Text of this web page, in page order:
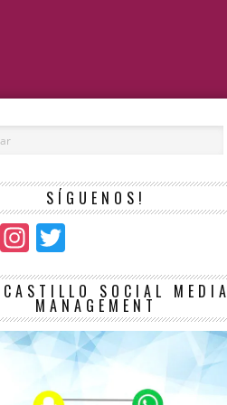
SÍGUENOS!
Instagram
SOCIAL MEDIA
MANAGEMENT